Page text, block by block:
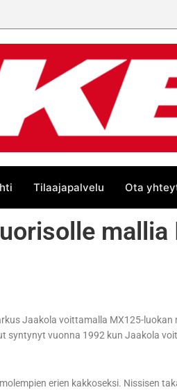
Tilaajapalvelu Ota
mallia
Jaakola voittamalla MX125-luokan
vuonna 1992 kun Jaakola
erien kakkoseksi. Nissisen